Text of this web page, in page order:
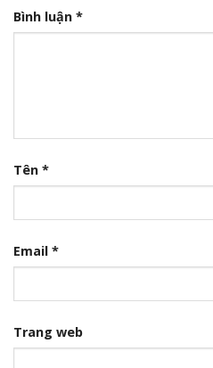
Bình luận *
Tên *
Email *
Trang web